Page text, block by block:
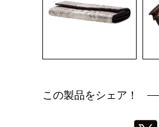
この製品をシェア！